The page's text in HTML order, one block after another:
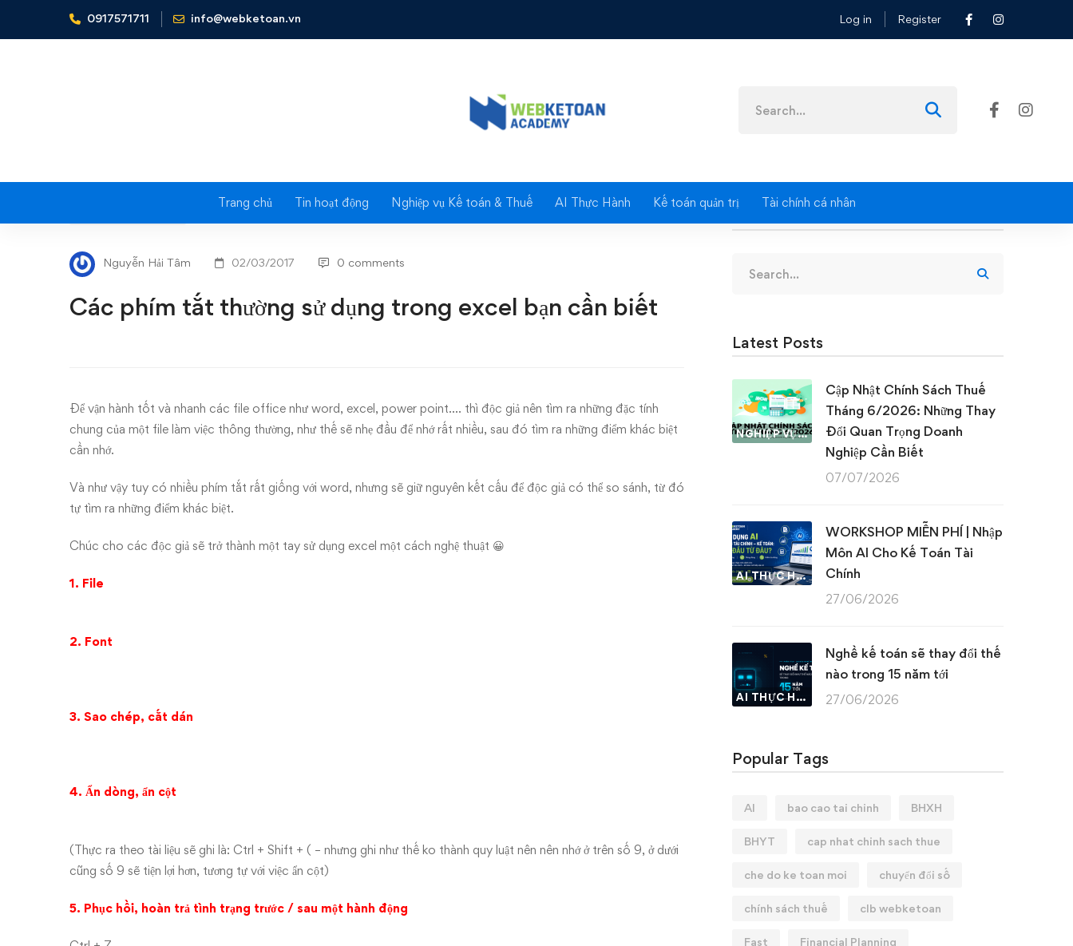
0917571711 info@webketoan.vn Log in Register
for:
Trang chủ Tin hoạt động Nghiệp vụ Kế toán & Thuế AI Thực Hành Kế toán quản trị Tài chính cá nhân
Home Tin tức - Sự kiện Các phím tắt thường sử dụng trong excel bạn cần biết
Các
phím
tắt
thường
dụng
trong
bạn
cần
biết
Nguyễn Hải Tâm 02/03/2017 0 comments
Các phím tắt thường sử dụng trong excel bạn cần biết
Để vận hành tốt và nhanh các file office như word, excel, power point…. thì độc giả nên tìm ra những đặc tính
chung của một file làm việc thông thường, như thế sẽ nhẹ đầu để nhớ rất nhiều, sau đó tìm ra những điểm khác biệt
cần nhớ.
Và như vậy tuy có nhiều phím tắt rất giống với word, nhưng sẽ giữ nguyên kết cấu để độc giả có thể so sánh, từ đó
tự tìm ra những điểm khác biệt.
Chúc cho các độc giả sẽ trở thành một tay sử dụng excel một cách nghệ thuật 😀
1. File
2. Font
3. Sao chép, cắt dán
4. Ẩn dòng, ẩn cột
(Thực ra theo tài liệu sẽ ghi là: Ctrl + Shift + ( – nhưng ghi như thế ko thành quy luật nên nên nhớ ở trên số 9, ở dưới
cũng số 9 sẽ tiện lợi hơn, tương tự với việc ẩn cột)
5. Phục hồi, hoàn trả tình trạng trước / sau một hành động
for:
Latest Posts
NGHIỆP VỤ KẾ TOÁN & THUẾ
Cập Nhật Chính Sách Thuế
Tháng 6/2026: Những Thay
Đổi Quan Trọng Doanh
Nghiệp Cần Biết
07/07/2026
AI THỰC HÀNH
WORKSHOP MIỄN PHÍ | Nhập
Môn AI Cho Kế Toán Tài
Chính
27/06/2026
AI THỰC HÀNH
Nghề kế toán sẽ thay đổi thế
nào trong 15 năm tới
27/06/2026
Popular Tags
AI bao cao tai chinh BHXH
BHYT cap nhat chinh sach thue
che do ke toan moi chuyển đổi số
chính sách thuế clb webketoan
Fast Financial Planning